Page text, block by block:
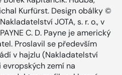
Kurfürst. Design obálky ©
JOTA, s. r. o., v
C. D. Payne je americký
Proslavil se především
v hajzlu (Nakladatelství
zemí na